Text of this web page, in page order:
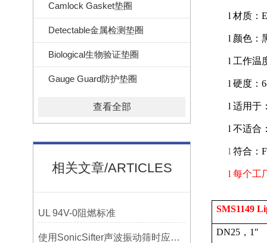
Camlock Gasket垫圈
Detectable金属检测垫圈
Biological生物验证垫圈
Gauge Guard防护垫圈
查看全部
相关文章/ARTICLES
UL 94V-0阻燃标准
使用SonicSifter声波振动筛时应注意的几个方面
l 材质：
l 颜色：
l 工作温
l 硬度：
l 适用于
l 不适合
l 符合：
l 每个工
SMS1149
DN25 ， 1"